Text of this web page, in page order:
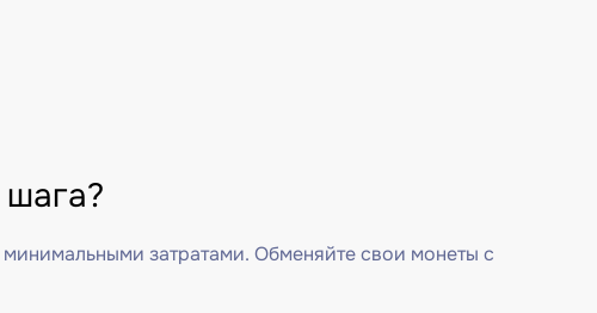
затратами. Обменяйте свои монеты с